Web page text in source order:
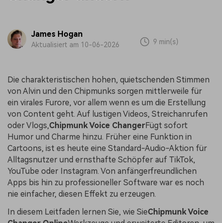
James Hogan
Aktualisiert am 10-06-2026 9 min(s)
Die charakteristischen hohen, quietschenden Stimmen
von Alvin und den Chipmunks sorgen mittlerweile für
ein virales Furore, vor allem wenn es um die Erstellung
von Content geht. Auf lustigen Videos, Streichanrufen
oder Vlogs,Chipmunk Voice ChangerFügt sofort
Humor und Charme hinzu. Früher eine Funktion in
Cartoons, ist es heute eine Standard-Audio-Aktion für
Alltagsnutzer und ernsthafte Schöpfer auf TikTok,
YouTube oder Instagram. Von anfängerfreundlichen
Apps bis hin zu professioneller Software war es noch
nie einfacher, diesen Effekt zu erzeugen.
In diesem Leitfaden lernen Sie, wie SieChipmunk Voice